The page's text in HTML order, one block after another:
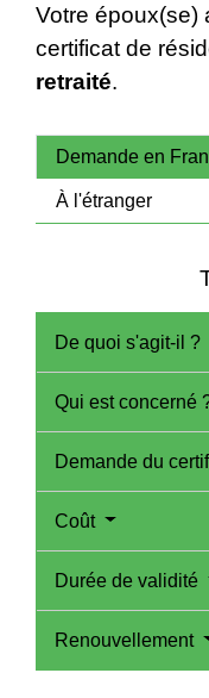
Votre époux(se)
certificat de
retraité.
Demande en
À l'étranger
De quoi s'agit-il ?
Qui est concerné
Demande du
Coût
Durée de validité
Renouvellement